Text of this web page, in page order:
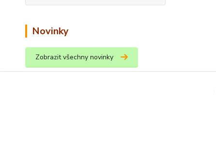
Novinky
Zobrazit všechny novinky